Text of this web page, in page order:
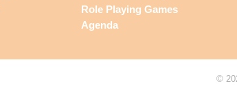
Role Playing Games
Agenda
©